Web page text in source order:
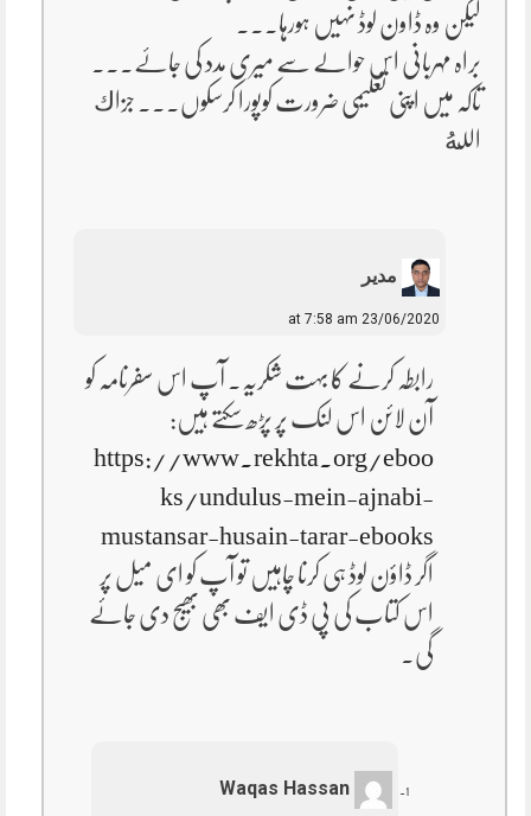
لیکن وہ ڈاون لوڈ نہیں ہورہا۔۔۔
براہ مہربانی اس حوالے سے میری مدد کی جاۓ۔۔۔
تاکہ میں اپنی تعلیمی ضرورت کوپورا کرسکوں۔۔۔ جزاك
اللهُ‎
مدیر
23/06/2020 at 7:58 am
رابطہ کرنے کا بہت شکریہ۔ آپ اس سفرنامہ کو
آن لائن اس لنک پر پڑھ سکتے ہیں:
https://www.rekhta.org/eboo
ks/undulus-mein-ajnabi-
mustansar-husain-tarar-ebooks
اگر ڈاؤن لوڈ ہی کرنا چاہیں تو آپ کو ای میل پر
اس کتاب کی پی ڈی ایف بھی بھیج دی جائے
گی۔
Waqas Hassan